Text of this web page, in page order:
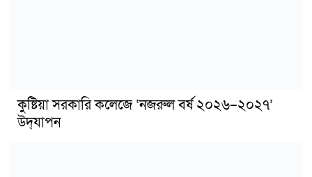
কুষ্টিয়া সরকারি কলেজে ‘নজরুল বর্ষ ২০২৬–২০২৭’
উদ্‌যাপন